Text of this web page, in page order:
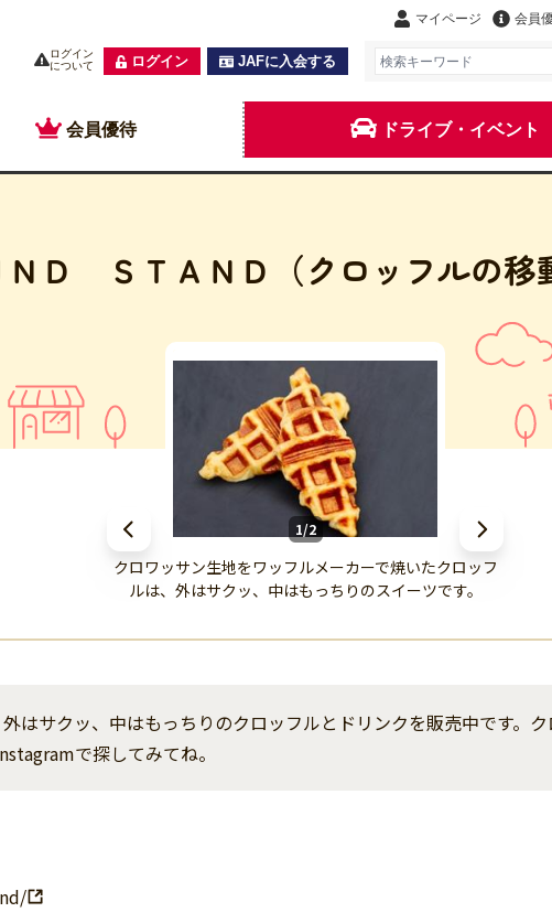
マイページ 会員
ログイン
について
ログイン JAFに入会する
会員優待 ドライブ・イベント
ＮＤ ＳＴＡＮＤ（クロッフルの移
1/2
クロワッサン生地をワッフルメーカーで焼いたクロッフ
ルは、外はサクッ、中はもっちりのスイーツです。
はサクッ、中はもっちりのクロッフルとドリンクを販売中です。
で探してみてね。